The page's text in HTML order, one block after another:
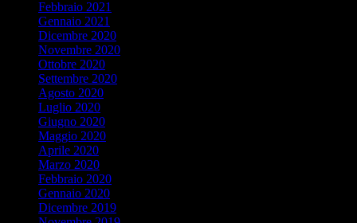
Febbraio 2021
Gennaio 2021
Dicembre 2020
Novembre 2020
Ottobre 2020
Settembre 2020
Agosto 2020
Luglio 2020
Giugno 2020
Maggio 2020
Aprile 2020
Marzo 2020
Febbraio 2020
Gennaio 2020
Dicembre 2019